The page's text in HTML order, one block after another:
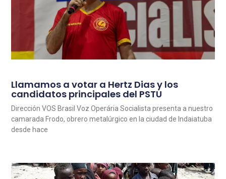
Llamamos a votar a Hertz Dias y los
candidatos principales del PSTU
Dirección VOS Brasil Voz Operária Socialista presenta a nuestro
camarada Frodo, obrero metalúrgico en la ciudad de Indaiatuba
desde hace